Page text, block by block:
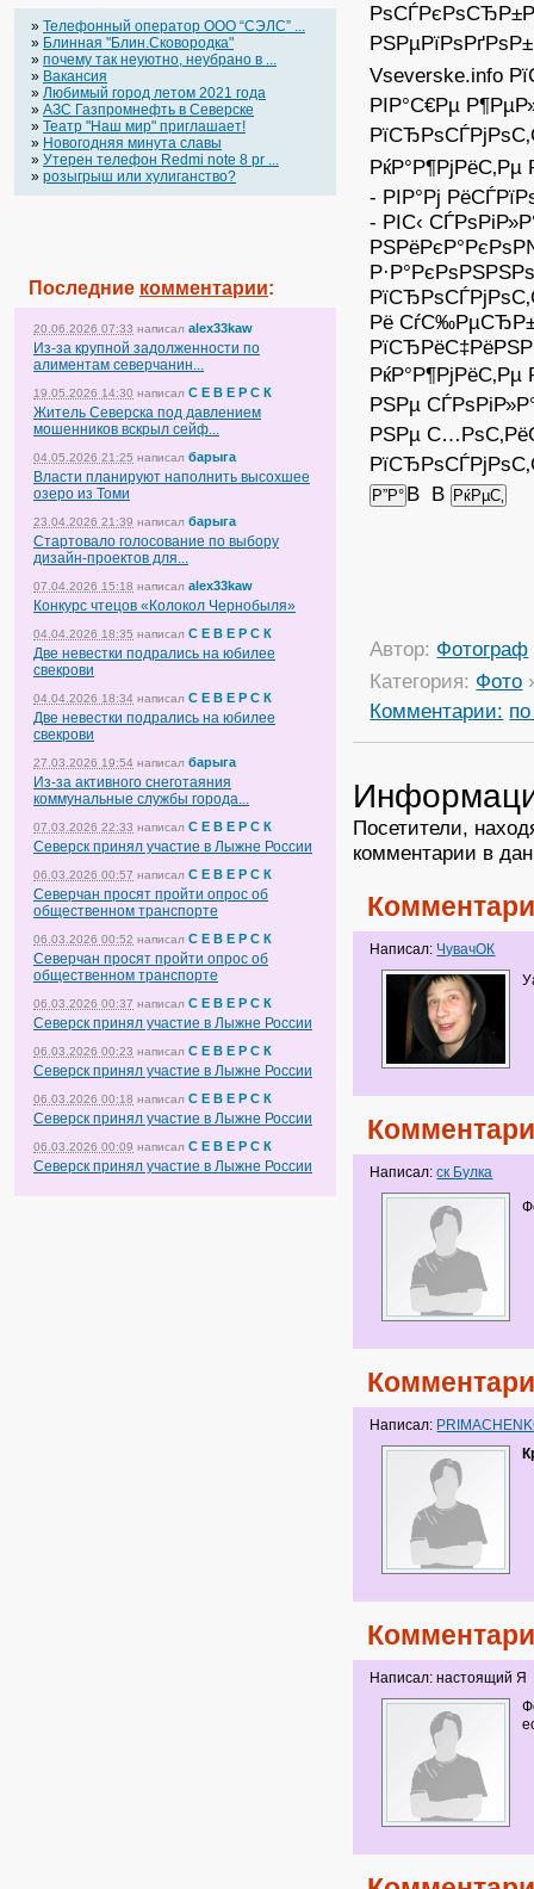
» Телефонный оператор OOO “СЭЛС” ...
» Блинная "Блин.Сковородка"
» почему так неуютно, неубрано в ...
» Вакансия
» Любимый город летом 2021 года
» АЗС Газпромнефть в Северске
» Театр "Наш мир" приглашает!
» Новогодняя минута славы
» Утерен телефон Redmi note 8 pr ...
» розыгрыш или хулиганство?
Последние комментарии:
20.06.2026 07:33 написал alex33kaw
Из-за крупной задолженности по
алиментам северчанин...
19.05.2026 14:30 написал С Е В Е Р С К
Житель Северска под давлением
мошенников вскрыл сейф...
04.05.2026 21:25 написал барыга
Власти планируют наполнить высохшее
озеро из Томи
23.04.2026 21:39 написал барыга
Стартовало голосование по выбору
дизайн-проектов для...
07.04.2026 15:18 написал alex33kaw
Конкурс чтецов «Колокол Чернобыля»
04.04.2026 18:35 написал С Е В Е Р С К
Две невестки подрались на юбилее
свекрови
04.04.2026 18:34 написал С Е В Е Р С К
Две невестки подрались на юбилее
свекрови
27.03.2026 19:54 написал барыга
Из-за активного снеготаяния
коммунальные службы города...
07.03.2026 22:33 написал С Е В Е Р С К
Северск принял участие в Лыжне России
06.03.2026 00:57 написал С Е В Е Р С К
Северчан просят пройти опрос об
общественном транспорте
06.03.2026 00:52 написал С Е В Е Р С К
Северчан просят пройти опрос об
общественном транспорте
06.03.2026 00:37 написал С Е В Е Р С К
Северск принял участие в Лыжне России
06.03.2026 00:23 написал С Е В Е Р С К
Северск принял участие в Лыжне России
06.03.2026 00:18 написал С Е В Е Р С К
Северск принял участие в Лыжне России
06.03.2026 00:09 написал С Е В Е Р С К
Северск принял участие в Лыжне России
Vseverske.info
РІР°С€Рµ
- РІР°Рј
- РІС‹
Рё
РЅРµ
РЅРµ
В В
Автор: Фотограф
Категория: Фото
Комментарии:
Посетители,
комментарии в
Написал: ЧувачОК
Написал:ск Булка
Написал:
Написал: настоящий Я